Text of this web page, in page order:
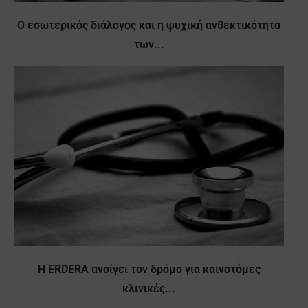
Ο εσωτερικός διάλογος και η ψυχική ανθεκτικότητα
των...
Η ERDERA ανοίγει τον δρόμο για καινοτόμες
κλινικές...